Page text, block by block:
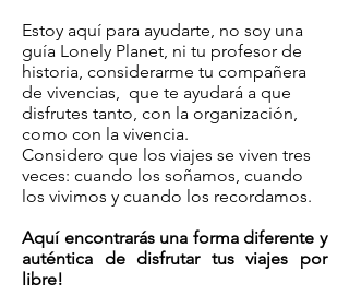
Estoy aquí para ayudarte, no soy una
guía Lonely Planet, ni tu profesor de
historia, considerarme tu compañera
de vivencias, que te ayudará a que
disfrutes tanto, con la organización,
como con la vivencia.
Considero que los viajes se viven tres
veces: cuando los soñamos, cuando
los vivimos y cuando los recordamos.
Aquí encontrarás una forma diferente y
auténtica de disfrutar tus viajes por
libre!